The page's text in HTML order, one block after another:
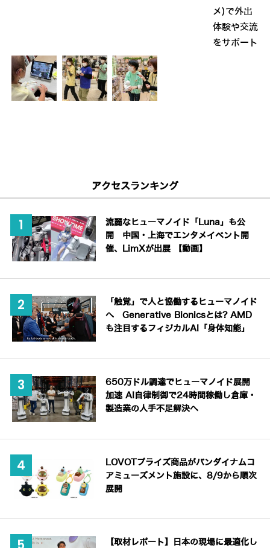
アクセスランキング
流麗なヒューマノイド「Luna」も公
開 中国・上海でエンタメイベント開
催、LimXが出展 【動画】
「触覚」で人と協働するヒューマノイド
へ Generative Bionicsとは? AMD
も注目するフィジカルAI「身体知能」
650万ドル調達でヒューマノイド展開
加速 AI自律制御で24時間稼働し倉庫・
製造業の人手不足解決へ
LOVOTプライズ商品がバンダイナムコ
アミューズメント施設に、8/9から順次
展開
【取材レポート】日本の現場に最適化し